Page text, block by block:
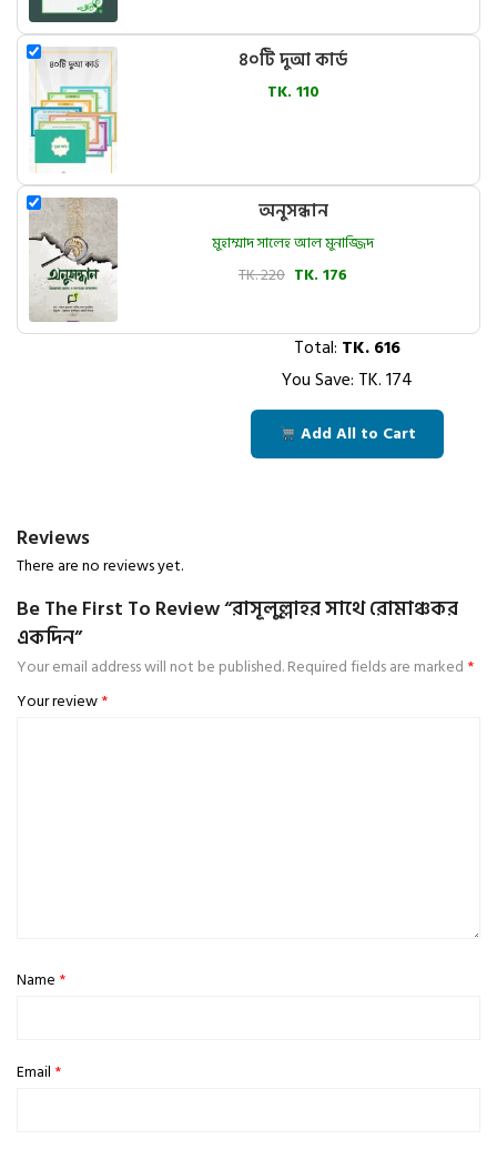
৪০টি দুআ কার্ড
TK. 110
অনুসন্ধান
মুহাম্মাদ সালেহ আল মুনাজ্জিদ
TK. 220 TK. 176
Total: TK.616
You Save: TK.174
Add All to Cart
Reviews
There are no reviews yet.
Be The First To Review “রাসূলুল্লাহর সাথে রোমাঞ্চকর
একদিন”
Your email address will not be published.Required fields are marked *
Your review*
Name *
Email *